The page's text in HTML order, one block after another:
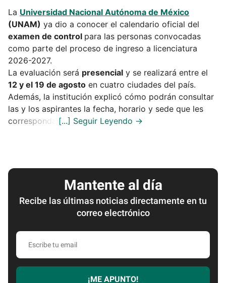
La Universidad Nacional Autónoma de México
(UNAM) ya dio a conocer el calendario oficial del
examen de control para las personas convocadas
como parte del proceso de ingreso a licenciatura
2026-2027.
La evaluación será presencial y se realizará entre el
12 y el 19 de agosto en cuatro ciudades del país.
Además, la institución explicó cómo podrán consultar
las y los aspirantes la fecha, horario y sede que les
corresponda.
Mantente al día
Recibe las últimas noticias directamente en tu
correo electrónico
Escribe
email
¡ME APUNTO!